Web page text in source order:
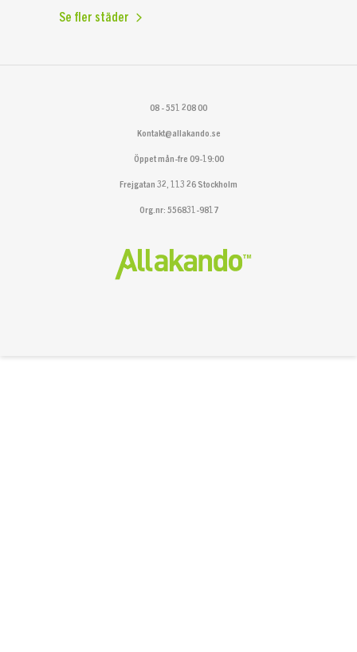
Se fler städer
Kontakt@allakando.se
08 - 551 208 00
Öppet mån-fre 09-19:00
Frejgatan 32, 113 26 Stockholm
Org.nr: 556831-9817